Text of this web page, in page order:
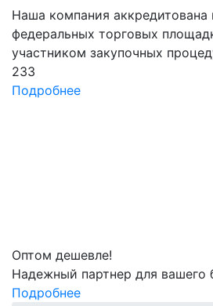
Наша компания аккредитована
федеральных торговых
участником закупочных
233
Подробнее
Оптом дешевле!
Надежный партнер для вашего
Подробнее